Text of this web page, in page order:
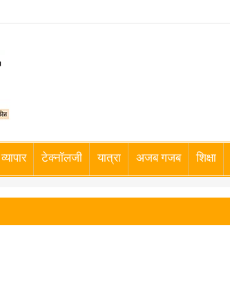
व्यापार टेक्नॉलजी यात्रा अजब गजब शिक्षा